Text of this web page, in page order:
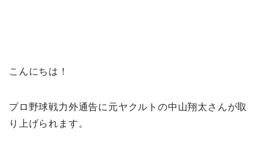
こんにちは！
プロ野球戦力外通告に元ヤクルトの中山翔太さんが取
り上げられます。